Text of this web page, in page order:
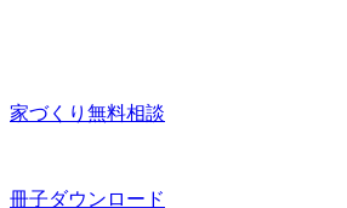
家づくり無料相談
冊子ダウンロード